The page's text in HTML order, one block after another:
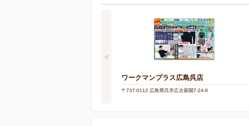
ワークマンプラス広島呉店
〒737-0112 広島県呉市広古新開7-24-6